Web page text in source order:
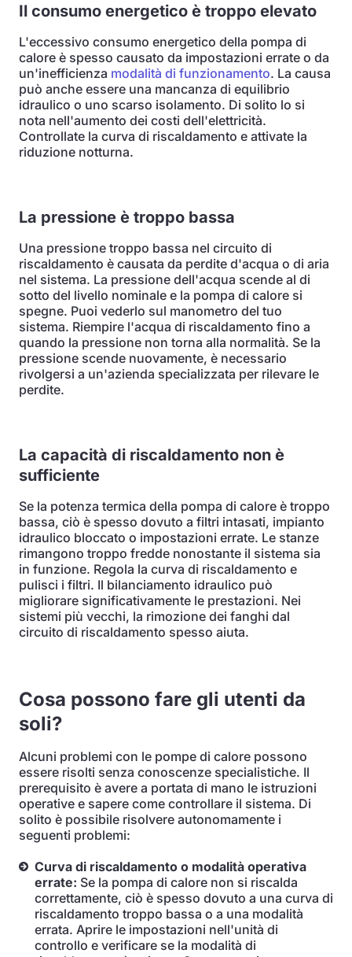
Il consumo energetico è troppo elevato
L'eccessivo consumo energetico della pompa di
calore è spesso causato da impostazioni errate o da
un'inefficienza modalità di funzionamento. La causa
può anche essere una mancanza di equilibrio
idraulico o uno scarso isolamento. Di solito lo si
nota nell'aumento dei costi dell'elettricità.
Controllate la curva di riscaldamento e attivate la
riduzione notturna.
La pressione è troppo bassa
Una pressione troppo bassa nel circuito di
riscaldamento è causata da perdite d'acqua o di aria
nel sistema. La pressione dell'acqua scende al di
sotto del livello nominale e la pompa di calore si
spegne. Puoi vederlo sul manometro del tuo
sistema. Riempire l'acqua di riscaldamento fino a
quando la pressione non torna alla normalità. Se la
pressione scende nuovamente, è necessario
rivolgersi a un'azienda specializzata per rilevare le
perdite.
La capacità di riscaldamento non è
sufficiente
Se la potenza termica della pompa di calore è troppo
bassa, ciò è spesso dovuto a filtri intasati, impianto
idraulico bloccato o impostazioni errate. Le stanze
rimangono troppo fredde nonostante il sistema sia
in funzione. Regola la curva di riscaldamento e
pulisci i filtri. Il bilanciamento idraulico può
migliorare significativamente le prestazioni. Nei
sistemi più vecchi, la rimozione dei fanghi dal
circuito di riscaldamento spesso aiuta.
Cosa possono fare gli utenti da
soli?
Alcuni problemi con le pompe di calore possono
essere risolti senza conoscenze specialistiche. Il
prerequisito è avere a portata di mano le istruzioni
operative e sapere come controllare il sistema. Di
solito è possibile risolvere autonomamente i
seguenti problemi:
Curva di riscaldamento o modalità operativa
errate: Se la pompa di calore non si riscalda
correttamente, ciò è spesso dovuto a una curva di
riscaldamento troppo bassa o a una modalità
errata. Aprire le impostazioni nell'unità di
controllo e verificare se la modalità di